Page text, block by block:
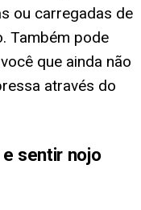
ou carregadas de
Também pode
que ainda não
através do
sentir nojo